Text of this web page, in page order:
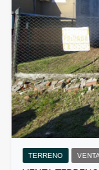
TERRENO VENTA